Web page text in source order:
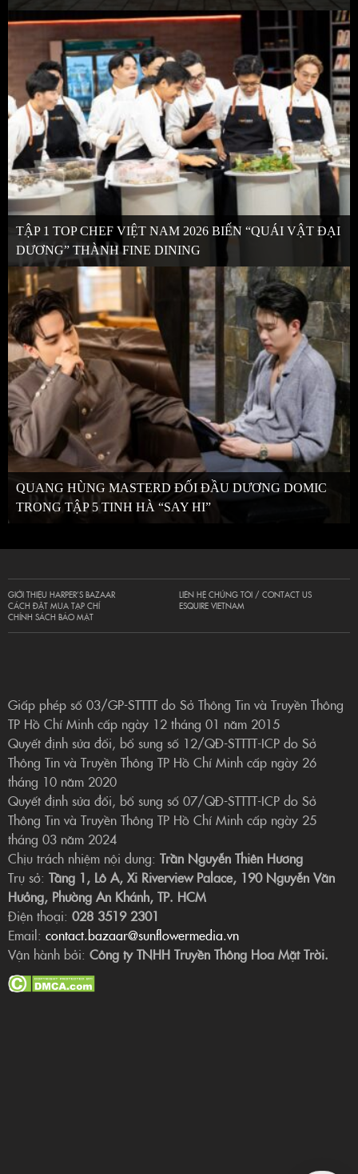
TẬP 1 TOP CHEF VIỆT NAM 2026 BIẾN “QUÁI VẬT ĐẠI
DƯƠNG” THÀNH FINE DINING
QUANG HÙNG MASTERD ĐỐI ĐẦU DƯƠNG DOMIC
TRONG TẬP 5 TINH HÀ “SAY HI”
GIỚI THIỆU HARPER’S BAZAAR
CÁCH ĐẶT MUA TẠP CHÍ
CHÍNH SÁCH BẢO MẬT
LIÊN HỆ CHÚNG TÔI / CONTACT US
ESQUIRE VIETNAM
Giấp phép số 03/GP-STTTT do Sở Thông Tin và Truyền Thông
TP Hồ Chí Minh cấp ngày 12 tháng 01 năm 2015
Quyết định sửa đổi, bổ sung số 12/QĐ-STTTT-ICP do Sở
Thông Tin và Truyền Thông TP Hồ Chí Minh cấp ngày 26
tháng 10 năm 2020
Quyết định sửa đổi, bổ sung số 07/QĐ-STTTT-ICP do Sở
Thông Tin và Truyền Thông TP Hồ Chí Minh cấp ngày 25
tháng 03 năm 2024
Chịu trách nhiệm nội dung: Trần Nguyễn Thiên Hương
Trụ sở: Tầng 1, Lô A, Xi Riverview Palace, 190 Nguyễn Văn
Hưởng, Phường An Khánh, TP. HCM
Điện thoại: 028 3519 2301
Email: contact.bazaar@sunflowermedia.vn
Vận hành bởi: Công ty TNHH Truyền Thông Hoa Mặt Trời.